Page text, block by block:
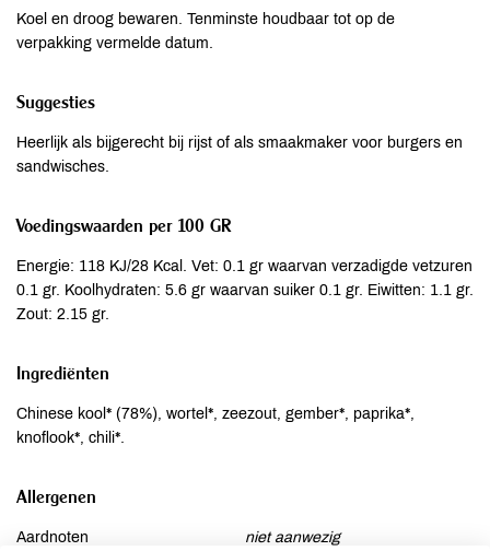
Koel en droog bewaren. Tenminste houdbaar tot op de
verpakking vermelde datum.
Suggesties
Heerlijk als bijgerecht bij rijst of als smaakmaker voor burgers en
sandwisches.
Voedingswaarden per 100 GR
Energie: 118 KJ/28 Kcal. Vet: 0.1 gr waarvan verzadigde vetzuren
0.1 gr. Koolhydraten: 5.6 gr waarvan suiker 0.1 gr. Eiwitten: 1.1 gr.
Zout: 2.15 gr.
Ingrediënten
Chinese kool* (78%), wortel*, zeezout, gember*, paprika*,
knoflook*, chili*.
Allergenen
Aardnoten
niet aanwezig